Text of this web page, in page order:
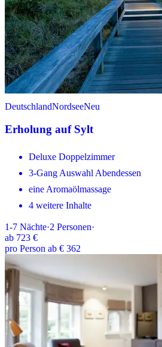
DeutschlandNordseeNeu
Erholung auf Sylt
Deluxe Doppelzimmer
3-Gang Auswahl Abendessen
eine Aromaölmassage
4 weitere Inhalte
1-7 Nächte·2 Personen·
ab 723 €
pro Person ab € 362